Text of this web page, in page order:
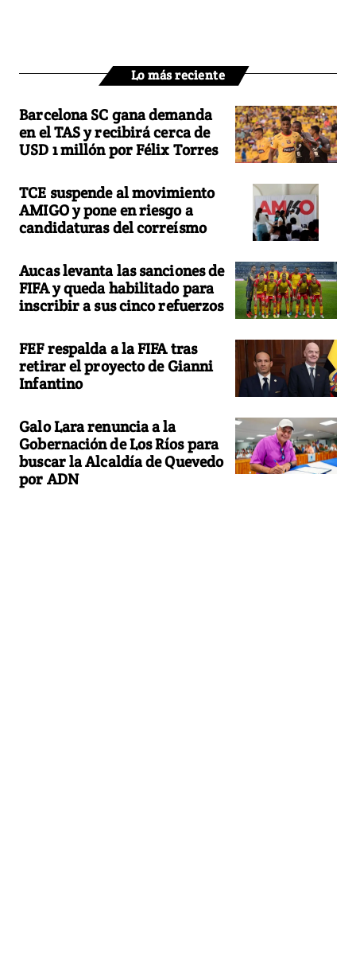
Lo más reciente
Barcelona SC gana demanda
en el TAS y recibirá cerca de
USD 1 millón por Félix Torres
TCE suspende al movimiento
AMIGO y pone en riesgo a
candidaturas del correísmo
Aucas levanta las sanciones de
FIFA y queda habilitado para
inscribir a sus cinco refuerzos
FEF respalda a la FIFA tras
retirar el proyecto de Gianni
Infantino
Galo Lara renuncia a la
Gobernación de Los Ríos para
buscar la Alcaldía de Quevedo
por ADN